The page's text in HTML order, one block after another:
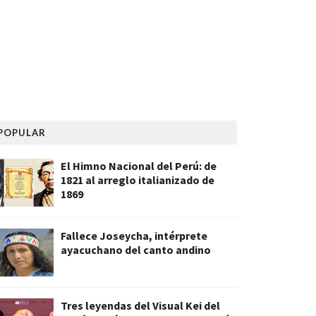
El Himno Nacional del Perú: de
1821 al arreglo italianizado de
1869
Fallece Joseycha, intérprete
ayacuchano del canto andino
Tres leyendas del Visual Kei del